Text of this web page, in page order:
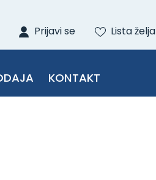
Prijavi se Lista želja
KONTAKT